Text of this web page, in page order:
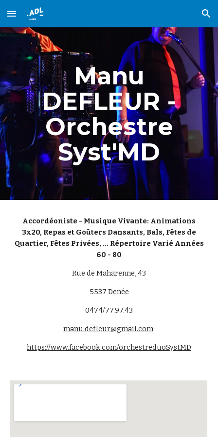
Skip to main content Skip to navigation
Manu
DEFLEUR -
Orchestre
Syst'MD
Accordéoniste - Musique Vivante: Animations
3x20, Repas et Goûters Dansants, Bals, Fêtes de
Quartier, Fêtes Privées, ... Répertoire Varié Années
60 - 80
Rue de Maharenne, 43
5537 Denée
0474/77.97.43
manu.defleur@gmail.com
https://www.facebook.com/orchestreduoSystMD